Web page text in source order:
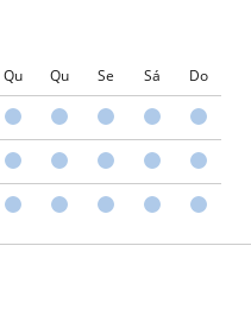
Qu Qu Se Sá Do